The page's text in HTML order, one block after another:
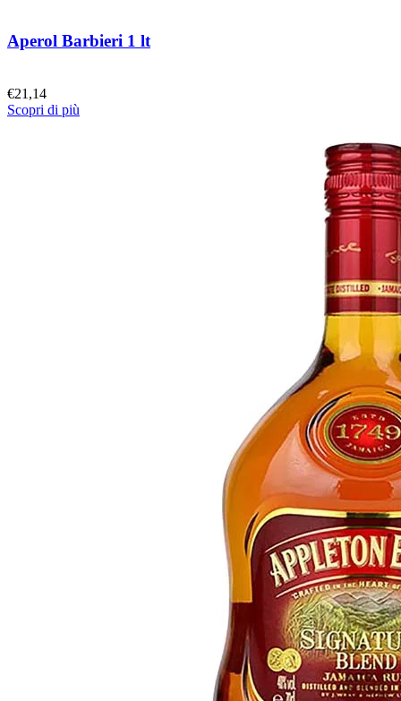
Aperol Barbieri 1 lt
€21,14
Scopri di più